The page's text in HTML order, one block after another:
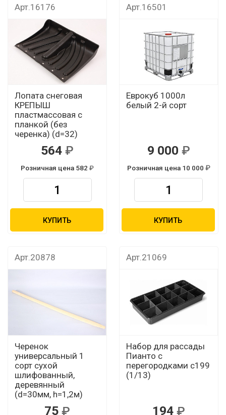
Арт.16176
Лопата снеговая
КРЕПЫШ
пластмассовая с
планкой (без
черенка) (d=32)
564
Розничная цена 582
КУПИТЬ
Арт.16501
Еврокуб 1000л
белый 2-й сорт
9 000
Розничная цена 10 000
КУПИТЬ
Арт.20878
Черенок
универсальный 1
сорт сухой
шлифованный,
деревянный
(d=30мм, h=1,2м)
75
Арт.21069
Набор для рассады
Пианто с
перегородками с199
(1/13)
194